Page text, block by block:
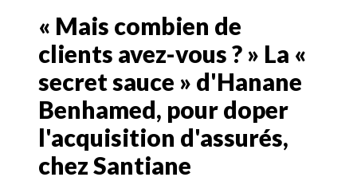
« Mais combien de
clients avez-vous ? » La «
secret sauce » d'Hanane
Benhamed, pour doper
l'acquisition d'assurés,
chez Santiane